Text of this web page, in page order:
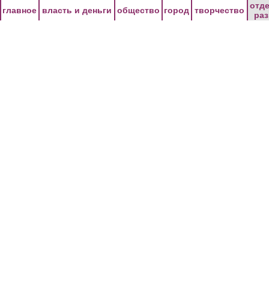
главное власть и деньги общество город творчество